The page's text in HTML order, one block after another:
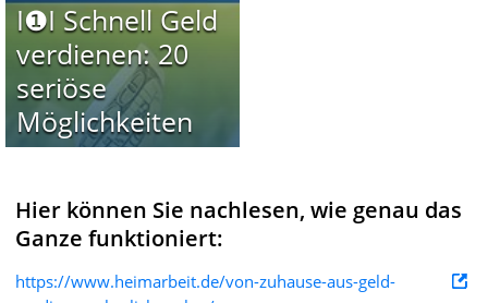
I❶I Schnell Geld
verdienen: 20
seriöse
Möglichkeiten
Hier können Sie nachlesen, wie genau das
Ganze funktioniert:
https://www.heimarbeit.de/von-zuhause-aus-geld-